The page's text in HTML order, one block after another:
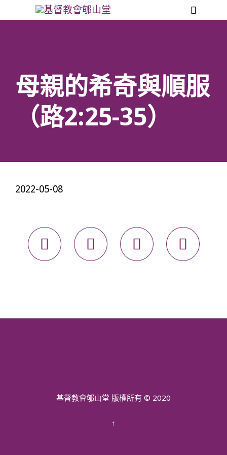

母親的希奇與順服
（路2:25-35）
2022-05-08
   
基督教會郇山堂 版權所有 © 2020
↑